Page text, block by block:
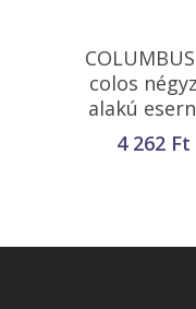
Kosárba
Teszem
colos
alakú
4 262 Ft